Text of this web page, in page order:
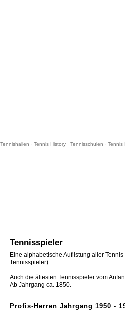
Tennishallen · Tennis History· Tennisschulen · Tennis
Tennisspieler
Eine alphabetische Auflistung aller
Tennisspieler)
Auch die ältesten Tennisspieler vom
Ab Jahrgang ca. 1850.
Profis-Herren Jahrgang 1950 -